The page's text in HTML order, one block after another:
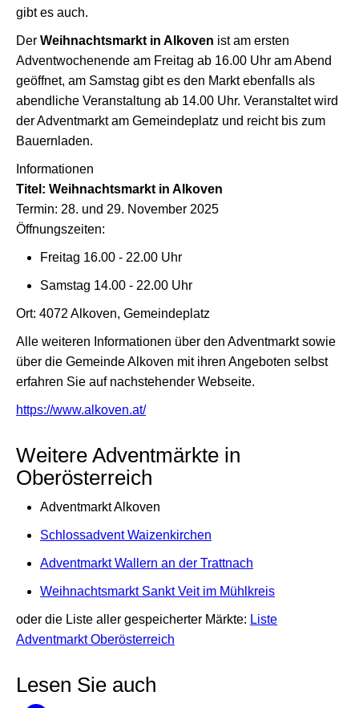
gibt es auch.
Der Weihnachtsmarkt in Alkoven ist am ersten
Adventwochenende am Freitag ab 16.00 Uhr am Abend
geöffnet, am Samstag gibt es den Markt ebenfalls als
abendliche Veranstaltung ab 14.00 Uhr. Veranstaltet wird
der Adventmarkt am Gemeindeplatz und reicht bis zum
Bauernladen.
Informationen
Titel: Weihnachtsmarkt in Alkoven
Termin: 28. und 29. November 2025
Öffnungszeiten:
Freitag 16.00 - 22.00 Uhr
Samstag 14.00 - 22.00 Uhr
Ort: 4072 Alkoven, Gemeindeplatz
Alle weiteren Informationen über den Adventmarkt sowie
über die Gemeinde Alkoven mit ihren Angeboten selbst
erfahren Sie auf nachstehender Webseite.
https://www.alkoven.at/
Weitere Adventmärkte in
Oberösterreich
Adventmarkt Alkoven
Schlossadvent Waizenkirchen
Adventmarkt Wallern an der Trattnach
Weihnachtsmarkt Sankt Veit im Mühlkreis
oder die Liste aller gespeicherter Märkte: Liste
Adventmarkt Oberösterreich
Lesen Sie auch